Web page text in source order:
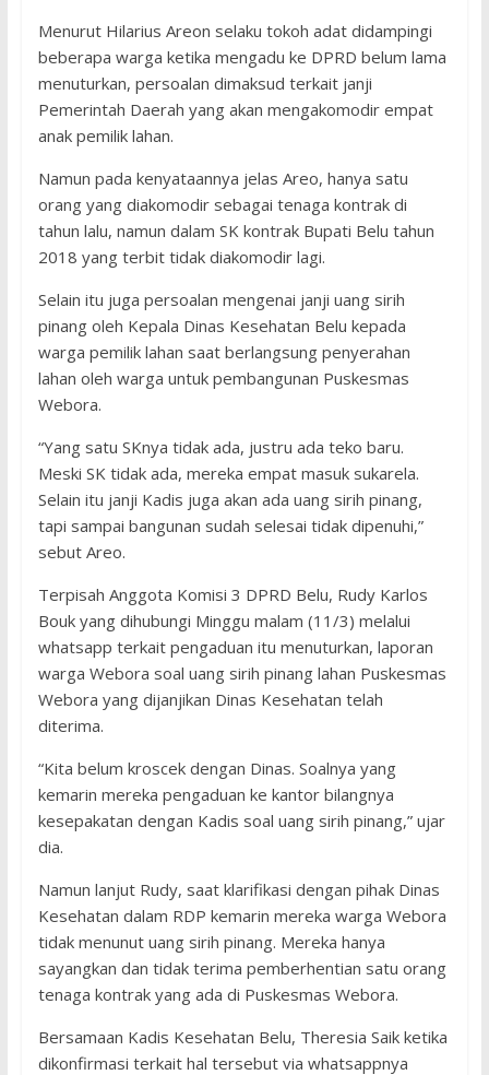
Menurut Hilarius Areon selaku tokoh adat didampingi
beberapa warga ketika mengadu ke DPRD belum lama
menuturkan, persoalan dimaksud terkait janji
Pemerintah Daerah yang akan mengakomodir empat
anak pemilik lahan.
Namun pada kenyataannya jelas Areo, hanya satu
orang yang diakomodir sebagai tenaga kontrak di
tahun lalu, namun dalam SK kontrak Bupati Belu tahun
2018 yang terbit tidak diakomodir lagi.
Selain itu juga persoalan mengenai janji uang sirih
pinang oleh Kepala Dinas Kesehatan Belu kepada
warga pemilik lahan saat berlangsung penyerahan
lahan oleh warga untuk pembangunan Puskesmas
Webora.
“Yang satu SKnya tidak ada, justru ada teko baru.
Meski SK tidak ada, mereka empat masuk sukarela.
Selain itu janji Kadis juga akan ada uang sirih pinang,
tapi sampai bangunan sudah selesai tidak dipenuhi,”
sebut Areo.
Terpisah Anggota Komisi 3 DPRD Belu, Rudy Karlos
Bouk yang dihubungi Minggu malam (11/3) melalui
whatsapp terkait pengaduan itu menuturkan, laporan
warga Webora soal uang sirih pinang lahan Puskesmas
Webora yang dijanjikan Dinas Kesehatan telah
diterima.
“Kita belum kroscek dengan Dinas. Soalnya yang
kemarin mereka pengaduan ke kantor bilangnya
kesepakatan dengan Kadis soal uang sirih pinang,” ujar
dia.
Namun lanjut Rudy, saat klarifikasi dengan pihak Dinas
Kesehatan dalam RDP kemarin mereka warga Webora
tidak menunut uang sirih pinang. Mereka hanya
sayangkan dan tidak terima pemberhentian satu orang
tenaga kontrak yang ada di Puskesmas Webora.
Bersamaan Kadis Kesehatan Belu, Theresia Saik ketika
dikonfirmasi terkait hal tersebut via whatsappnya